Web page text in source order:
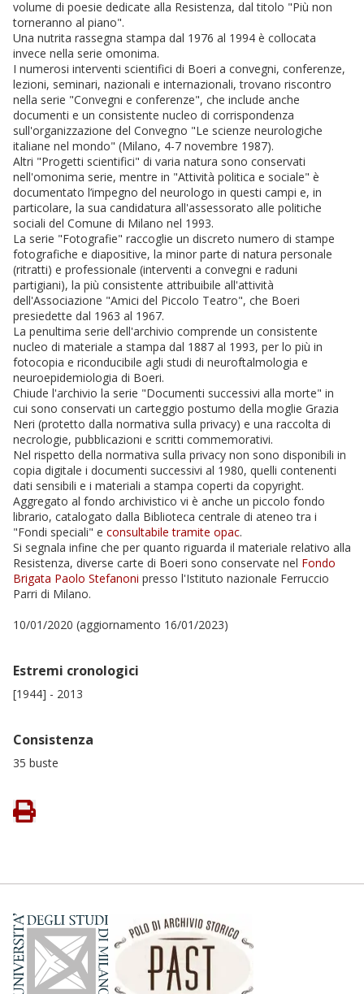
volume di poesie dedicate alla Resistenza, dal titolo "Più non
torneranno al piano".
Una nutrita rassegna stampa dal 1976 al 1994 è collocata
invece nella serie omonima.
I numerosi interventi scientifici di Boeri a convegni, conferenze,
lezioni, seminari, nazionali e internazionali, trovano riscontro
nella serie "Convegni e conferenze", che include anche
documenti e un consistente nucleo di corrispondenza
sull'organizzazione del Convegno "Le scienze neurologiche
italiane nel mondo" (Milano, 4-7 novembre 1987).
Altri "Progetti scientifici" di varia natura sono conservati
nell'omonima serie, mentre in "Attività politica e sociale" è
documentato l’impegno del neurologo in questi campi e, in
particolare, la sua candidatura all'assessorato alle politiche
sociali del Comune di Milano nel 1993.
La serie "Fotografie" raccoglie un discreto numero di stampe
fotografiche e diapositive, la minor parte di natura personale
(ritratti) e professionale (interventi a convegni e raduni
partigiani), la più consistente attribuibile all'attività
dell'Associazione "Amici del Piccolo Teatro", che Boeri
presiedette dal 1963 al 1967.
La penultima serie dell'archivio comprende un consistente
nucleo di materiale a stampa dal 1887 al 1993, per lo più in
fotocopia e riconducibile agli studi di neuroftalmologia e
neuroepidemiologia di Boeri.
Chiude l'archivio la serie "Documenti successivi alla morte" in
cui sono conservati un carteggio postumo della moglie Grazia
Neri (protetto dalla normativa sulla privacy) e una raccolta di
necrologie, pubblicazioni e scritti commemorativi.
Nel rispetto della normativa sulla privacy non sono disponibili in
copia digitale i documenti successivi al 1980, quelli contenenti
dati sensibili e i materiali a stampa coperti da copyright.
Aggregato al fondo archivistico vi è anche un piccolo fondo
librario, catalogato dalla Biblioteca centrale di ateneo tra i
"Fondi speciali" e consultabile tramite opac.
Si segnala infine che per quanto riguarda il materiale relativo alla
Resistenza, diverse carte di Boeri sono conservate nel Fondo
Brigata Paolo Stefanoni presso l'Istituto nazionale Ferruccio
Parri di Milano.
10/01/2020 (aggiornamento 16/01/2023)
Estremi cronologici
[1944] - 2013
Consistenza
35 buste